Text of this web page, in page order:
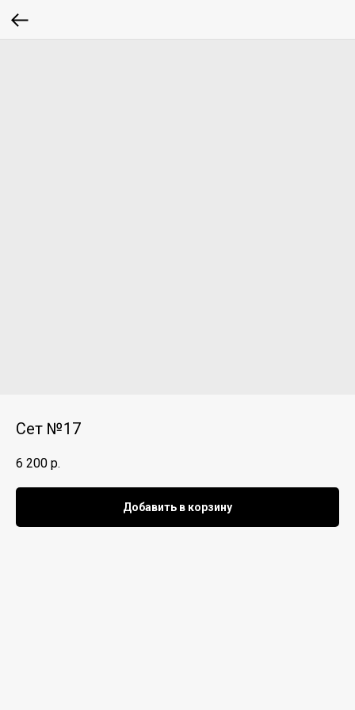
Сет №17
6 200 р.
Добавить в корзину